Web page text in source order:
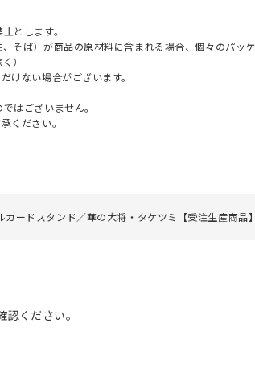
とします。
ば）が商品の原材料に含まれる場合、個々のパッ
）
けない場合がございます。
はございません。
ください。
ードスタンド／華の大将・タケツミ【受注生産商品】
ください。